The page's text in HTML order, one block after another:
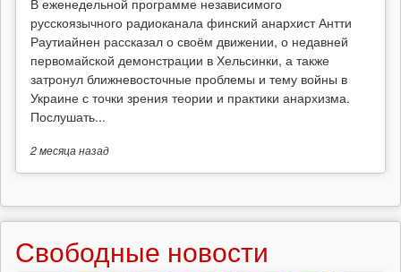
В еженедельной программе независимого
русскоязычного радиоканала финский анархист Антти
Раутиайнен рассказал о своём движении, о недавней
первомайской демонстрации в Хельсинки, а также
затронул ближневосточные проблемы и тему войны в
Украине с точки зрения теории и практики анархизма.
Послушать...
2 месяцаназад
Свободные новости